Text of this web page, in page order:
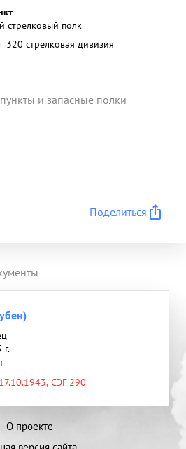
стрелковый полк
320 стрелковая дивизия
и запасные полки
Поделиться
г.
СЭГ 290
О проекте